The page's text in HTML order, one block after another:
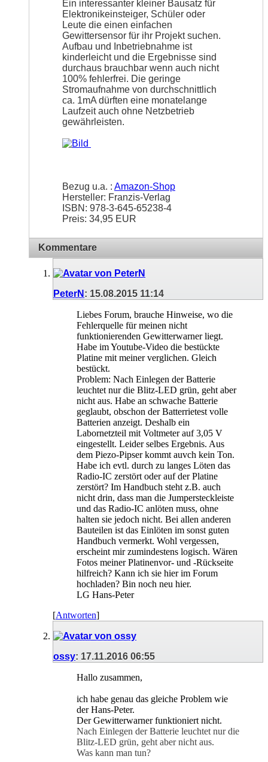
Ein interessanter kleiner Bausatz für
Elektronikeinsteiger, Schüler oder
Leute die einen einfachen
Gewittersensor für ihr Projekt suchen.
Aufbau und Inbetriebnahme ist
kinderleicht und die Ergebnisse sind
durchaus brauchbar wenn auch nicht
100% fehlerfrei. Die geringe
Stromaufnahme von durchschnittlich
ca. 1mA dürften eine monatelange
Laufzeit auch ohne Netzbetrieb
gewährleisten.
Bezug u.a. : Amazon-Shop
Hersteller: Franzis-Verlag
ISBN: 978-3-645-65238-4
Preis: 34,95 EUR
Kommentare
PeterN : 15.08.2015 11:14
Liebes Forum, brauche Hinweise, wo die
Fehlerquelle für meinen nicht
funktionierenden Gewitterwarner liegt.
Habe im Youtube-Video die bestückte
Platine mit meiner verglichen. Gleich
bestückt.
Problem: Nach Einlegen der Batterie
leuchtet nur die Blitz-LED grün, geht aber
nicht aus. Habe an schwache Batterie
geglaubt, obschon der Batterrietest volle
Batterien anzeigt. Deshalb ein
Labornetzteil mit Voltmeter auf 3,05 V
eingestellt. Leider selbes Ergebnis. Aus
dem Piezo-Pipser kommt auvch kein Ton.
Habe ich evtl. durch zu langes Löten das
Radio-IC zerstört oder auf der Platine
zerstört? Im Handbuch steht z.B. auch
nicht drin, dass man die Jumpersteckleiste
und das Radio-IC anlöten muss, ohne
halten sie jedoch nicht. Bei allen anderen
Bauteilen ist das Einlöten im sonst guten
Handbuch vermerkt. Wohl vergessen,
erscheint mir zumindestens logisch. Wären
Fotos meiner Platinenvor- und -Rückseite
hilfreich? Kann ich sie hier im Forum
hochladen? Bin noch neu hier.
LG Hans-Peter
[Antworten]
ossy: 17.11.2016 06:55
Hallo zusammen,
ich habe genau das gleiche Problem wie
der Hans-Peter.
Der Gewitterwarner funktioniert nicht.
Nach Einlegen der Batterie leuchtet nur die
Blitz-LED grün, geht aber nicht aus.
Was kann man tun?